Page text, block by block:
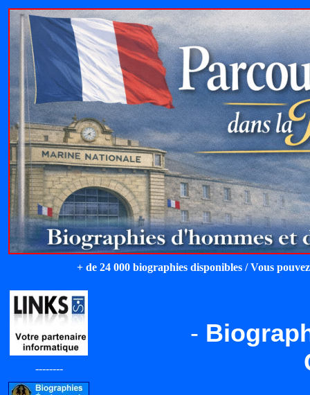
+ de 24 000 biographies disponibles / Vous
--------
-